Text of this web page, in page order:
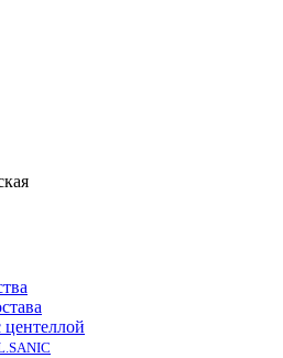
центеллой